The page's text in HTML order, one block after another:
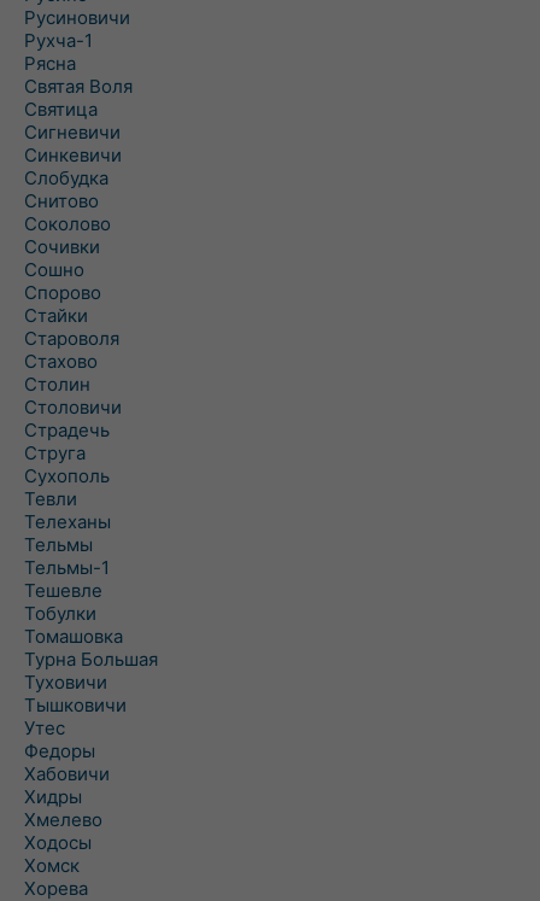
Русиновичи
Рухча-1
Рясна
Святая Воля
Святица
Сигневичи
Синкевичи
Слобудка
Снитово
Соколово
Сочивки
Сошно
Спорово
Стайки
Староволя
Стахово
Столин
Столовичи
Страдечь
Струга
Сухополь
Тевли
Телеханы
Тельмы
Тельмы-1
Тешевле
Тобулки
Томашовка
Турна Большая
Туховичи
Тышковичи
Утес
Федоры
Хабовичи
Хидры
Хмелево
Ходосы
Хомск
Хорева